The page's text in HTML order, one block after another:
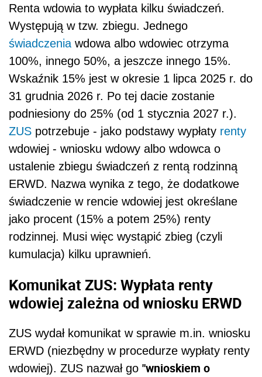
Renta wdowia to wypłata kilku świadczeń.
Występują w tzw. zbiegu. Jednego
świadczenia wdowa albo wdowiec otrzyma
100%, innego 50%, a jeszcze innego 15%.
Wskaźnik 15% jest w okresie 1 lipca 2025 r. do
31 grudnia 2026 r. Po tej dacie zostanie
podniesiony do 25% (od 1 stycznia 2027 r.).
ZUS potrzebuje - jako podstawy wypłaty renty
wdowiej - wniosku wdowy albo wdowca o
ustalenie zbiegu świadczeń z rentą rodzinną
ERWD. Nazwa wynika z tego, że dodatkowe
świadczenie w rencie wdowiej jest określane
jako procent (15% a potem 25%) renty
rodzinnej. Musi więc wystąpić zbieg (czyli
kumulacja) kilku uprawnień.
Komunikat ZUS: Wypłata renty
wdowiej zależna od wniosku ERWD
ZUS wydał komunikat w sprawie m.in. wniosku
ERWD (niezbędny w procedurze wypłaty renty
wdowiej). ZUS nazwał go "wnioskiem o